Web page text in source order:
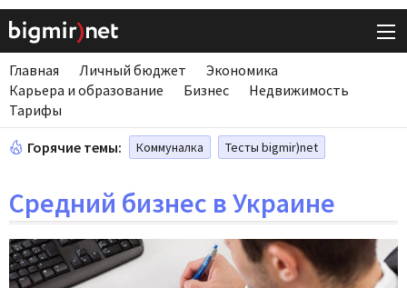
Главная Личный бюджет
Экономика
Карьера и образование
Бизнес
Недвижимость
Тарифы
Горячие темы: Коммуналка Тесты bigmir)net
Средний бизнес в Украине